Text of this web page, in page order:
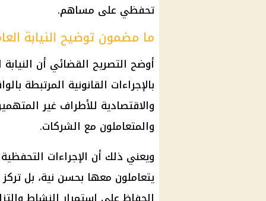
تحفظي على مساهم.
ما مضمون توضيح النيابة
أوضح التصريح القضائي أن
بالإجراءات القانونية المرتبطة
والاقتصادية للأطراف غير
والمتعاملون مع الشركات.
ويعني ذلك أن الإجراءات
يتعاملون معها بحسن نية، بل